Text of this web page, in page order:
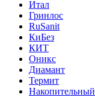
Итал
Гринлос
RuSanit
КиБез
КИТ
Оникс
Диамант
Термит
Накопительный